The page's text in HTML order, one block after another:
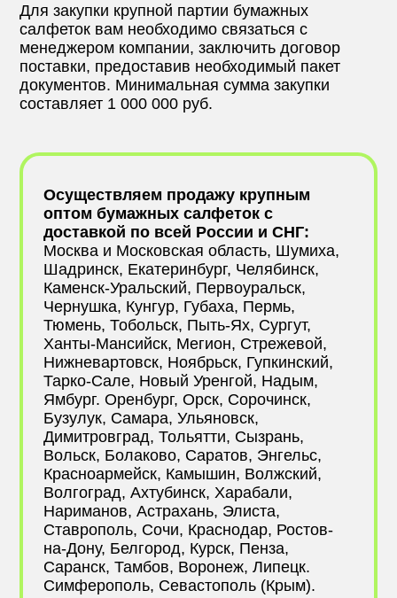
Для закупки крупной партии бумажных
салфеток вам необходимо связаться с
менеджером компании, заключить договор
поставки, предоставив необходимый пакет
документов. Минимальная сумма закупки
составляет 1 000 000 руб.
Осуществляем продажу крупным
оптом бумажных салфеток с
доставкой по всей России и СНГ:
Москва и Московская область, Шумиха,
Шадринск, Екатеринбург, Челябинск,
Каменск-Уральский, Первоуральск,
Чернушка, Кунгур, Губаха, Пермь,
Тюмень, Тобольск, Пыть-Ях, Сургут,
Ханты-Мансийск, Мегион, Стрежевой,
Нижневартовск, Ноябрьск, Гупкинский,
Тарко-Сале, Новый Уренгой, Надым,
Ямбург. Оренбург, Орск, Сорочинск,
Бузулук, Самара, Ульяновск,
Димитровград, Тольятти, Сызрань,
Вольск, Болаково, Саратов, Энгельс,
Красноармейск, Камышин, Волжский,
Волгоград, Ахтубинск, Харабали,
Нариманов, Астрахань, Элиста,
Ставрополь, Сочи, Краснодар, Ростов-
на-Дону, Белгород, Курск, Пенза,
Саранск, Тамбов, Воронеж, Липецк.
Симферополь, Севастополь (Крым).